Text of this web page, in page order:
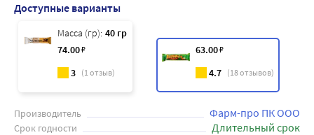
Доступные варианты
Масса (гр): 40 гр
74.00₽
3 (1отзыв)
63.00₽
4.7 (18отзывов)
Производитель Фарм-про ПК ООО
Срок годности Длительный срок